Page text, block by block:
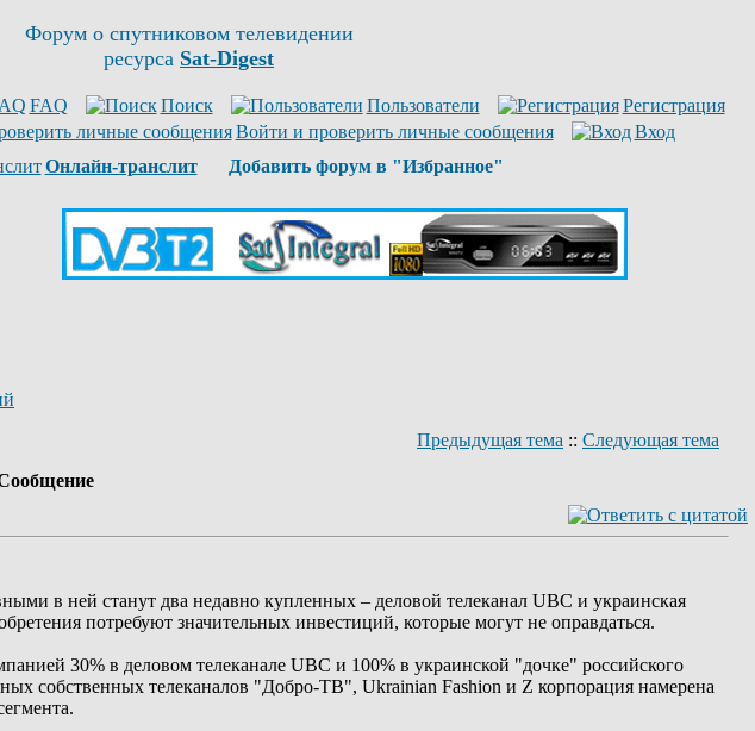
Форум о спутниковом телевидении
ресурса Sat-Digest
FAQ Поиск Пользователи
Регистрация
Войти и проверить личные сообщения
Вход
Онлайн-транслит
Добавить форум в "Избранное"
Предыдущая тема :: Следующая тема
в ней станут два недавно купленных – деловой телеканал UBC и украинская
потребуют значительных инвестиций, которые могут не оправдаться.
30% в деловом телеканале UBC и 100% в украинской "дочке" российского
собственных телеканалов "Добро-ТВ", Ukrainian Fashion и Z корпорация намерена